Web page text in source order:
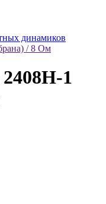
динамиков
/ 8 Ом
1